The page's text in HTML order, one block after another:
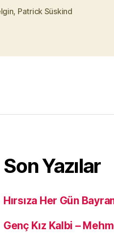
, Patrick Süskind
Son Yazılar
Hırsıza Her Gün
Genç Kız Kalbi –